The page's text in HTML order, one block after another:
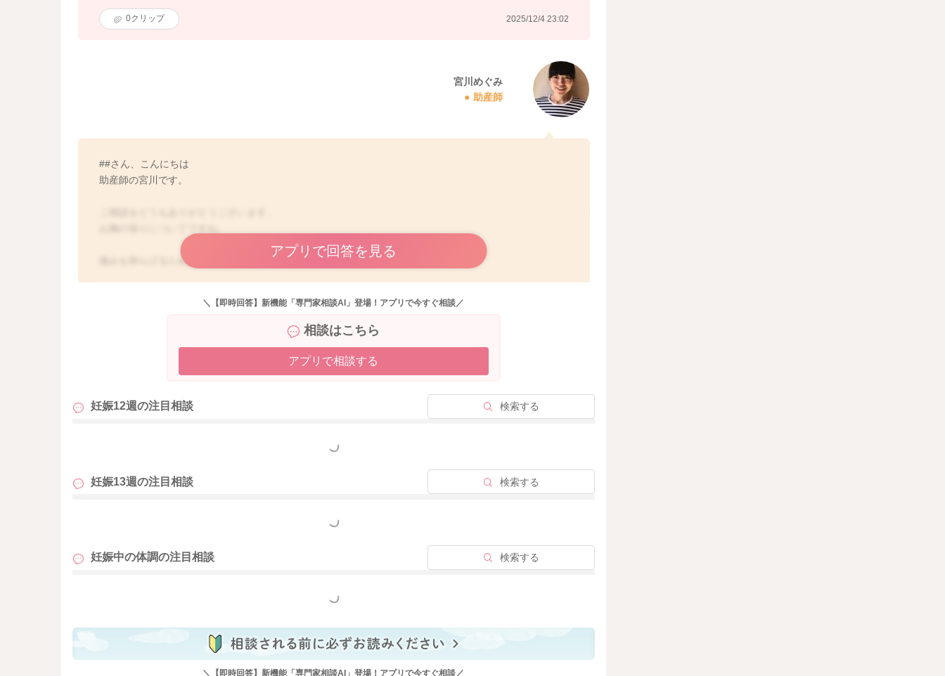
0クリップ 2025/12/4 23:02
宮川めぐみ
助産師
##さん、こんにちは
助産師の宮川です。
痛みを和らげるために、締め付けを少なくされるといいですよ。
アプリで回答を見る
＼【即時回答】新機能「専門家相談AI」登場！アプリで今すぐ相談／
相談はこちら
アプリで相談する
妊娠12週の注目相談 検索する
もっと見る
妊娠13週の注目相談 検索する
もっと見る
妊娠中の体調の注目相談 検索する
もっと見る
＼【即時回答】新機能「専門家相談AI」登場！アプリで今すぐ相談／